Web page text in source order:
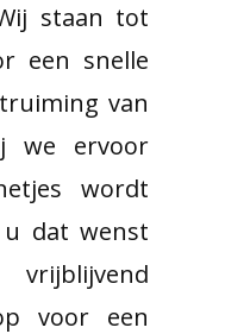
staan tot
een snelle
van
we ervoor
wordt
u dat wenst
voor een